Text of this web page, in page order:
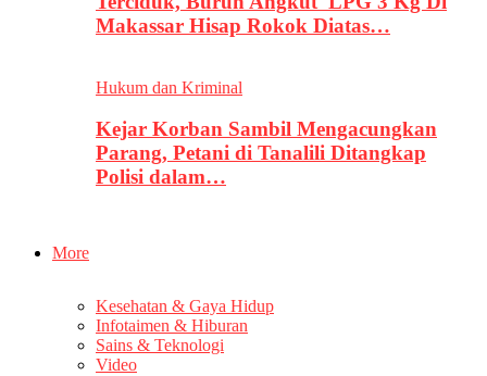
Makassar Hisap Rokok Diatas…
Hukum dan Kriminal
Kejar Korban Sambil Mengacungkan
Parang, Petani di Tanalili Ditangkap
Polisi dalam…
More
Kesehatan & Gaya Hidup
Infotaimen & Hiburan
Sains & Teknologi
Video